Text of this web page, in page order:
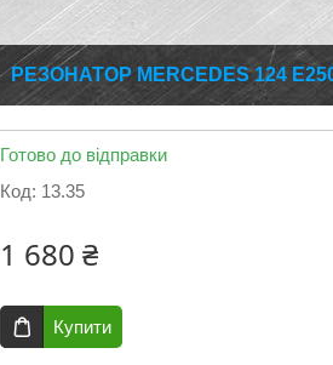
РЕЗОНАТОР MERCEDES 124
Готово до відправки
Код: 13.35
1 680 ₴
Купити